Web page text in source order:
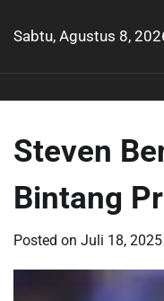
Sabtu, Agustus 8,
Steven
Bintang
Posted on Juli 18, 2025